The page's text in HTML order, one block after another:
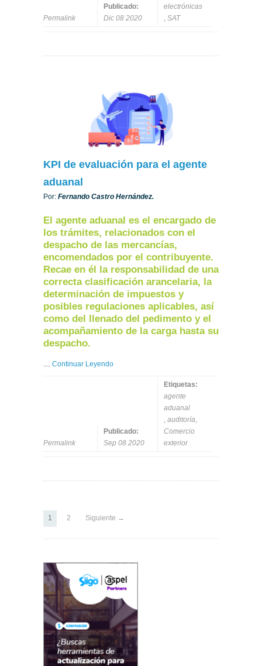
Permalink
Publicado:
Dic 08 2020
electrónicas
, SAT
KPI de evaluación para el agente
aduanal
Por: Fernando Castro Hernández.
El agente aduanal es el encargado de
los trámites, relacionados con el
despacho de las mercancías,
encomendados por el contribuyente.
Recae en él la responsabilidad de una
correcta clasificación arancelaria, la
determinación de impuestos y
posibles regulaciones aplicables, así
como del llenado del pedimento y el
acompañamiento de la carga hasta su
despacho.
… Continuar Leyendo
Permalink
Publicado:
Sep 08 2020
Etiquetas:
agente
aduanal
, auditoría,
Comercio
exterior
1 2 Siguiente →